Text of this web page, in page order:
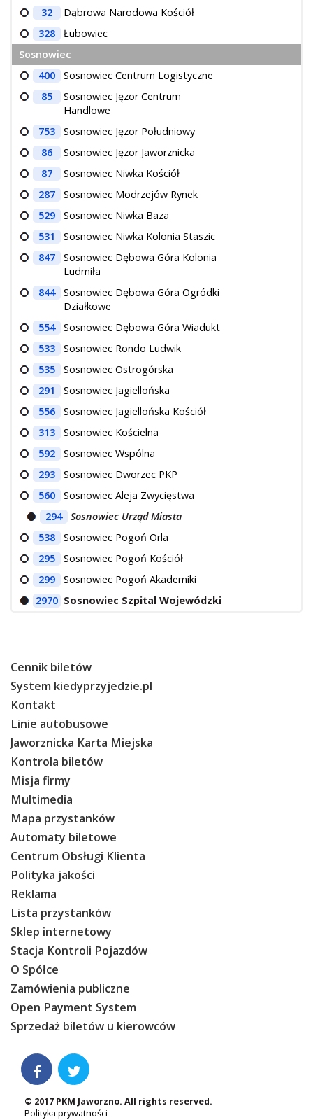
32
Dąbrowa Narodowa Kościół
328
Łubowiec
Sosnowiec
400
Sosnowiec Centrum Logistyczne
85
Sosnowiec Jęzor Centrum
Handlowe
753
Sosnowiec Jęzor Południowy
86
Sosnowiec Jęzor Jaworznicka
87
Sosnowiec Niwka Kościół
287
Sosnowiec Modrzejów Rynek
529
Sosnowiec Niwka Baza
531
Sosnowiec Niwka Kolonia Staszic
847
Sosnowiec Dębowa Góra Kolonia
Ludmiła
844
Sosnowiec Dębowa Góra Ogródki
Działkowe
554
Sosnowiec Dębowa Góra Wiadukt
533
Sosnowiec Rondo Ludwik
535
Sosnowiec Ostrogórska
291
Sosnowiec Jagiellońska
556
Sosnowiec Jagiellońska Kościół
313
Sosnowiec Kościelna
592
Sosnowiec Wspólna
293
Sosnowiec Dworzec PKP
560
Sosnowiec Aleja Zwycięstwa
294
Sosnowiec Urząd Miasta
538
Sosnowiec Pogoń Orla
295
Sosnowiec Pogoń Kościół
299
Sosnowiec Pogoń Akademiki
2970 Sosnowiec Szpital Wojewódzki
Cennik biletów
System kiedyprzyjedzie.pl
Kontakt
Linie autobusowe
Jaworznicka Karta Miejska
Kontrola biletów
Misja firmy
Multimedia
Mapa przystanków
Automaty biletowe
Centrum Obsługi Klienta
Polityka jakości
Reklama
Lista przystanków
Sklep internetowy
Stacja Kontroli Pojazdów
O Spółce
Zamówienia publiczne
Open Payment System
Sprzedaż biletów u kierowców
 
© 2017 PKM Jaworzno. All rights reserved.
Polityka prywatności